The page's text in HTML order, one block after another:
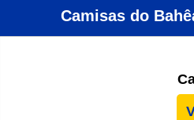
Camisas do